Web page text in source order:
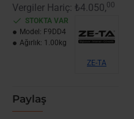
Vergiler Hariç: ₺4.050,00
STOKTA VAR
Model: F9DD4
Ağırlık: 1.00kg
ZE-TA
Paylaş